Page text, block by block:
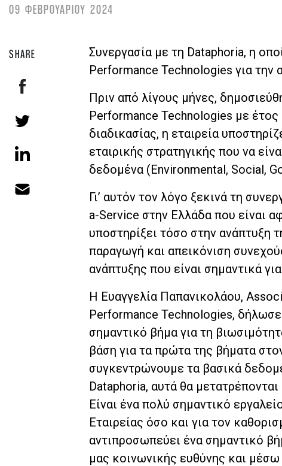
09 ΦΕΒΡΟΥΑΡΙΟΥ 2024
SHARE
Συνεργασία με τη Dataphoria, η
Performance Technologies για την
Πριν από λίγους μήνες,
Performance Technologies με έτος
διαδικασίας, η εταιρεία
εταιρικής στρατηγικής που να
δεδομένα (Environmental, Social,
Γι’ αυτόν τον λόγο ξεκινά τη
a-Service στην Ελλάδα που είναι
υποστηρίξει τόσο στην ανάπτυξη
παραγωγή και απεικόνιση
ανάπτυξης που είναι σημαντικά
Η Ευαγγελία Παπανικολάου,
Performance Technologies,
σημαντικό βήμα για τη
βάση για τα πρώτα της βήματα
συγκεντρώνουμε τα βασικά
Dataphoria, αυτά θα
Είναι ένα πολύ σημαντικό
Εταιρείας όσο και για τον
αντιπροσωπεύει ένα σημαντικό
μας κοινωνικής ευθύνης και